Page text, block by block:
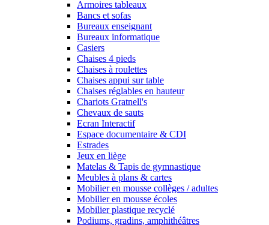
Armoires tableaux
Bancs et sofas
Bureaux enseignant
Bureaux informatique
Casiers
Chaises 4 pieds
Chaises à roulettes
Chaises appui sur table
Chaises réglables en hauteur
Chariots Gratnell's
Chevaux de sauts
Ecran Interactif
Espace documentaire & CDI
Estrades
Jeux en liège
Matelas & Tapis de gymnastique
Meubles à plans & cartes
Mobilier en mousse collèges / adultes
Mobilier en mousse écoles
Mobilier plastique recyclé
Podiums, gradins, amphithéâtres